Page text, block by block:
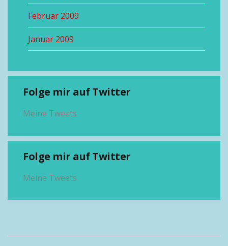
Februar 2009
Januar 2009
Folge mir auf Twitter
Meine Tweets
Folge mir auf Twitter
Meine Tweets